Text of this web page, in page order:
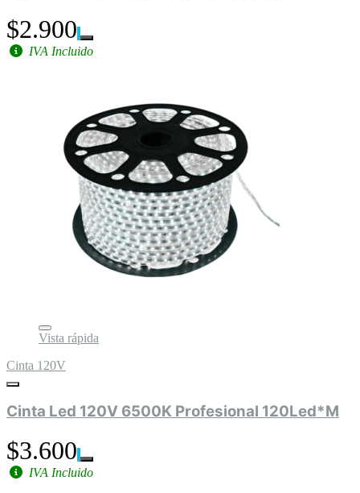
$2.900
IVA Incluido
Vista rápida
Cinta 120V
Cinta Led 120V 6500K Profesional 120Led*M
$3.600
IVA Incluido